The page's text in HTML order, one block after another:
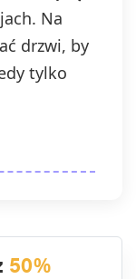
Na
drzwi, by
tylko
50%